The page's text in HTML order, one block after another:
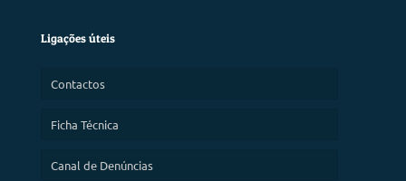
Ligações úteis
Contactos
Ficha Técnica
Canal de Denúncias